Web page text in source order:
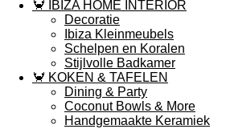
🦀 IBIZA HOME INTERIOR
Decoratie
Ibiza Kleinmeubels
Schelpen en Koralen
Stijlvolle Badkamer
🦀 KOKEN & TAFELEN
Dining & Party
Coconut Bowls & More
Handgemaakte Keramiek